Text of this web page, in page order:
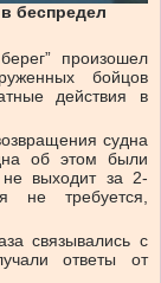
беспредел
произошел
бойцов
действия в
судна
об этом были
не выходит за 2-
не требуется,
связывались с
ответы от